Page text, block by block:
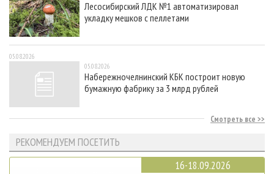
Лесосибирский ЛДК №1 автоматизировал
укладку мешков с пеллетами
05.08.2026
05.08.2026
Набережночелнинский КБК построит новую
бумажную фабрику за 3 млрд рублей
Смотреть все
РЕКОМЕНДУЕМ ПОСЕТИТЬ
16-18.09.2026